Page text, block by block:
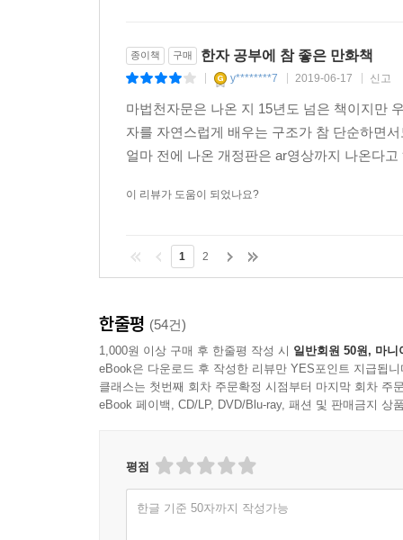
마법천자문 카드를 이용해 5가지 게임을 하며 한
④ 뜻과 소리 말하기 게임 ⑤ 뜻과 소리 말하고 쓰
종이책 구매 한자 공부에 참 좋은 만화책
y********7 2019-06-17 신고
마법천자문은 나온 지 15년도 넘은 책이지만
자를 자연스럽게 배우는 구조가 참 단순하면
얼마 전에 나온 개정판은 ar영상까지 나온다
이 리뷰가 도움이 되었나요?
1 2
한줄평 (54건)
1,000원 이상 구매 후 한줄평 작성 시 일반회원 50원, 마니
eBook은 다운로드 후 작성한 리뷰만 YES포인트 지급됩니
클래스는 첫번째 회차 주문확정 시점부터 마지막 회차 주
eBook 페이백, CD/LP, DVD/Blu-ray, 패션 및 판매금지 상
평점
한글 기준 50자까지 작성가능